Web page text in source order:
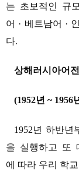
는 초보적인 규
어 · 베트남어 ·
다.
상해러시아어
(1952년 ~ 1956
1952년 하반년
을 실행하고 또
에 따라 우리 학